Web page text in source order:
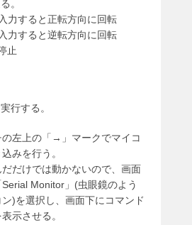
。
力すると正転方向に回転
力すると逆転方向に回転
止
行する。
の左上の「→」マークでマイコ
みを行う。
だけでは動かないので、画面
Monitor」(虫眼鏡のよう
)を選択し、画面下にコマンド
示させる。